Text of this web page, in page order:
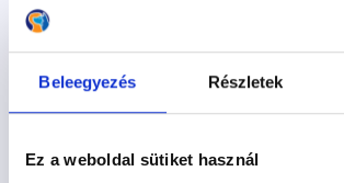
Beleegyezés Részletek
Ez a weboldal sütiket használ
Programját megelőzően a
hazánkban, miközben ez a kutya
“Az első Kölyökkutya-